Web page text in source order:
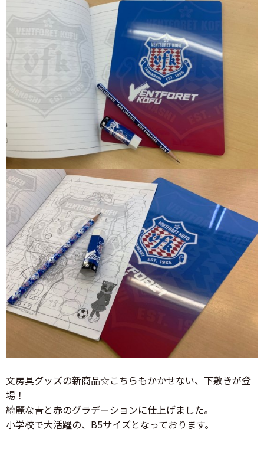
文房具グッズの新商品☆こちらもかかせない、下敷きが登
場！
綺麗な青と赤のグラデーションに仕上げました。
小学校で大活躍の、B5サイズとなっております。